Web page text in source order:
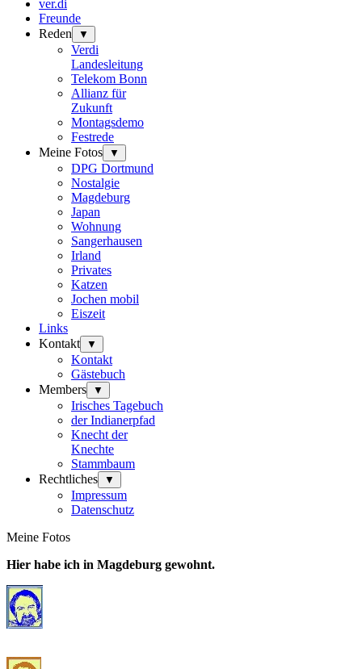
ver.di
Freunde
Reden
▼
Verdi
Landesleitung
Telekom Bonn
Allianz für
Zukunft
Montagsdemo
Festrede
Meine Fotos
▼
DPG Dortmund
Nostalgie
Magdeburg
Japan
Wohnung
Sangerhausen
Irland
Privates
Katzen
Jochen mobil
Eiszeit
Links
Kontakt
▼
Kontakt
Gästebuch
Members
▼
Irisches Tagebuch
der Indianerpfad
Knecht der
Knechte
Stammbaum
Rechtliches
▼
Impressum
Datenschutz
Meine Fotos
Hier habe ich in Magdeburg gewohnt.